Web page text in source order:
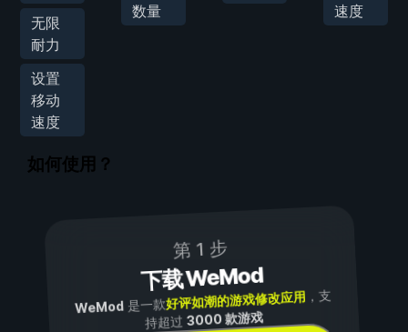
无限
耐力
设置
移动
速度
数量
速度
如何使用？
第 1 步
下载 WeMod
WeMod是一款好评如潮的游戏修改应用 ，支
持超过3000 款游戏